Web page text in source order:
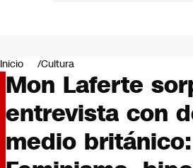
Negocios
Deportes
Programas completos
Cultura
Servicios
Bits
Inicio Cultura
Mon Laferte
entrevista con
medio británico: